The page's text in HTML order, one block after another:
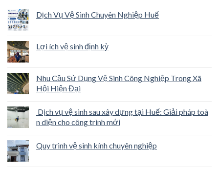
Dịch Vụ Vệ Sinh Chuyên Nghiệp Huế
Lợi ích vệ sinh định kỳ
Nhu Cầu Sử Dụng Vệ Sinh Công Nghiệp Trong Xã
Hội Hiện Đại
Dịch vụ vệ sinh sau xây dựng tại Huế: Giải pháp toà
n diện cho công trình mới
Quy trình vệ sinh kính chuyên nghiệp